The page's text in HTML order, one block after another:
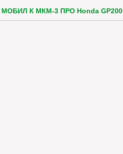
МОБИЛ К МКМ-3 ПРО Honda GP200